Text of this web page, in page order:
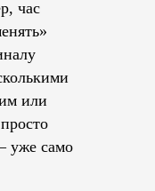
час
или
уже само